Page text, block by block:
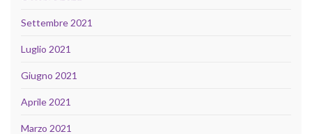
Settembre 2021
Luglio 2021
Giugno 2021
Aprile 2021
Marzo 2021